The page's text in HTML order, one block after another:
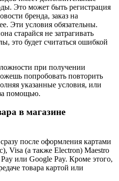
Это может быть регистрация
бренда, заказ на
Эти условия обязательны.
старайся не затрагивать
это будет считаться ошибкой
при получении
попробовать повторить
указанные условия, или
помощью.
в магазине
после оформления картами
Visa (а также Electron) Maestro
или Google Pay. Кроме этого,
товара картой или